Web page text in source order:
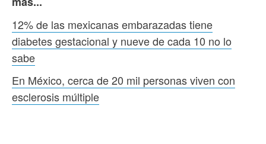
12% de las mexicanas embarazadas tiene
diabetes gestacional y nueve de cada 10 no lo
sabe
En México, cerca de 20 mil personas viven con
esclerosis múltiple